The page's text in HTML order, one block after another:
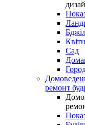
Сад
ремонт